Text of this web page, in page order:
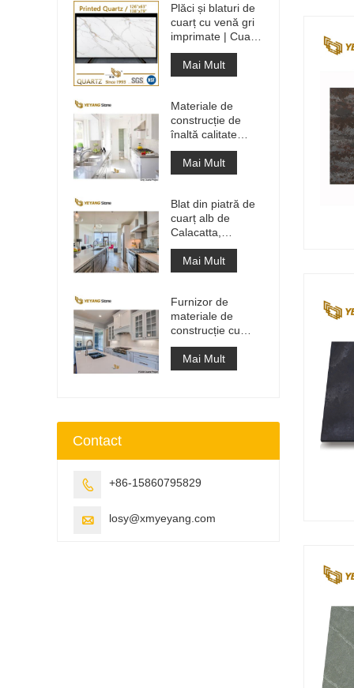
Plăci și blaturi de
cuarț cu venă gri
imprimate | Cuarț
imprimat pe tot
corpul PQ005
Mai Mult
Materiale de
construcție de
înaltă calitate
Piatră de
pardoseală din
piatră Proiecte gri
Mai Mult
Blat din piatră de
cuarț alb de
Calacatta,
proiectat artificial,
blat și blat de
lucru
Mai Mult
Furnizor de
materiale de
construcție cu
suprafață solidă
din piatră
artificială de cuarț
Mai Mult
Contact
 +86-15860795829
 losy@xmyeyang.com